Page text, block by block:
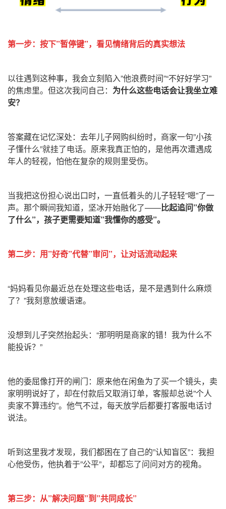
第一步：按下”暂停键”，看见情绪背后的真实想法
以往遇到这种事，我会立刻陷入”他浪费时间”“不好好学习”
的焦虑里。但这次我问自己： 为什么这些电话会让我坐立难
安？
答案藏在记忆深处：去年儿子网购纠纷时，商家一句”小孩
子懂什么”就挂了电话。原来我真正怕的，是他再次遭遇成
年人的轻视，怕他在复杂的规则里受伤。
当我把这份担心说出口时，一直低着头的儿子轻轻”嗯”了一
声。那个瞬间我知道，坚冰开始融化了——比起追问”你做
了什么”，孩子更需要知道”我懂你的感受”。
第二步：用”好奇”代替”审问”，让对话流动起来
“妈妈看见你最近总在处理这些电话，是不是遇到什么麻烦
了？”我刻意放缓语速。
没想到儿子突然抬起头：“那明明是商家的错！我为什么不
能投诉？”
他的委屈像打开的闸门：原来他在闲鱼为了买一个镜头，卖
家明明说好了，却在付款后又取消订单，客服却总说”个人
卖家不算违约”。他气不过，每天放学后都要打客服电话讨
说法。
听到这里我才发现，我们都困在了自己的”认知盲区”：我担
心他受伤，他执着于”公平”，却都忘了问问对方的视角。
第三步：从”解决问题”到”共同成长”